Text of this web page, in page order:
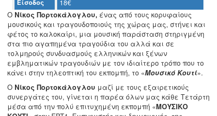
ΤΟΠΟΣ
ΜΑΣ
ΔΗΜΟΣ
ΠΟΛΙΤΙΣΜΟΣ
Είσοδος
18€
Ο Νίκος Πορτοκάλογλου, ένας από τους κορυφαίους
μουσικούς και τραγουδοποιούς της χώρας μας, στήνει και
φέτος το καλοκαίρι, μια μουσική παράσταση στηριγμένη
στα πιο αγαπημένα τραγούδια του αλλά και σε
τολμηρούς συνδυασμούς ελληνικών και ξένων
εμβληματικών τραγουδιών με τον ιδιαίτερο τρόπο που το
κάνει στην τηλεοπτική του εκπομπή, το «Μουσικό Κουτί».
Ο Νίκος Πορτοκάλογλου μαζί με τους εξαιρετικούς
συνεργάτες του, γίνεται η παρέα όλων μας κάθε Τετάρτη
μέσα από την πολύ επιτυχημένη εκπομπή «ΜΟΥΣΙΚΟ